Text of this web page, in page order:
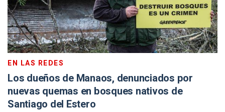
EN LAS REDES
Los dueños de Manaos, denunciados por
nuevas quemas en bosques nativos de
Santiago del Estero